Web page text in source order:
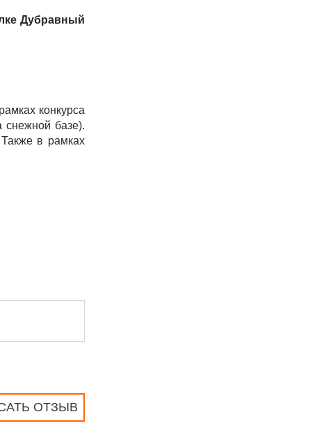
Дубравный
конкурса
базе).
в рамках
ОТЗЫВ